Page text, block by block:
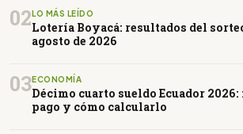
02LO MÁS LEÍDO
Lotería Boyacá: resultados del
agosto de 2026
03ECONOMÍA
Décimo cuarto sueldo Ecuador
pago y cómo calcularlo